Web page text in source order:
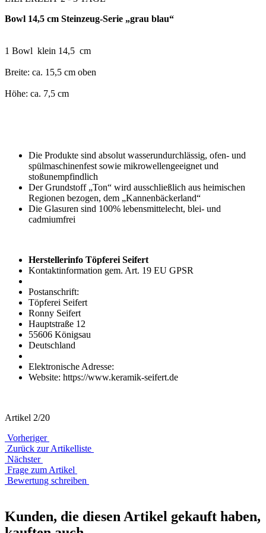
Bowl 14,5 cm Steinzeug-Serie „grau blau“
1 Bowl klein 14,5 cm
Breite: ca. 15,5 cm oben
Höhe: ca. 7,5 cm
Die Produkte sind absolut wasserundurchlässig, ofen- und
spülmaschinenfest sowie mikrowellengeeignet und
stoßunempfindlich
Der Grundstoff „Ton“ wird ausschließlich aus heimischen
Regionen bezogen, dem „Kannenbäckerland“
Die Glasuren sind 100% lebensmittelecht, blei- und
cadmiumfrei
Herstellerinfo Töpferei Seifert
Kontaktinformation gem. Art. 19 EU GPSR
Postanschrift:
Töpferei Seifert
Ronny Seifert
Hauptstraße 12
55606 Königsau
Deutschland
Elektronische Adresse:
Website: https://www.keramik-seifert.de
Artikel 2/20
Vorheriger
Zurück zur Artikelliste
Nächster
Frage zum Artikel
Bewertung schreiben
Kunden, die diesen Artikel gekauft haben,